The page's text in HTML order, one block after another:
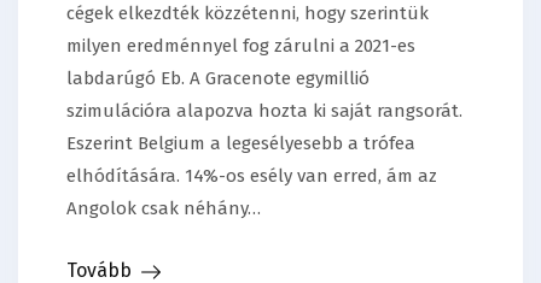
cégek elkezdték közzétenni, hogy szerintük
milyen eredménnyel fog zárulni a 2021-es
labdarúgó Eb. A Gracenote egymillió
szimulációra alapozva hozta ki saját rangsorát.
Eszerint Belgium a legesélyesebb a trófea
elhódítására. 14%-os esély van erred, ám az
Angolok csak néhány…
Tovább